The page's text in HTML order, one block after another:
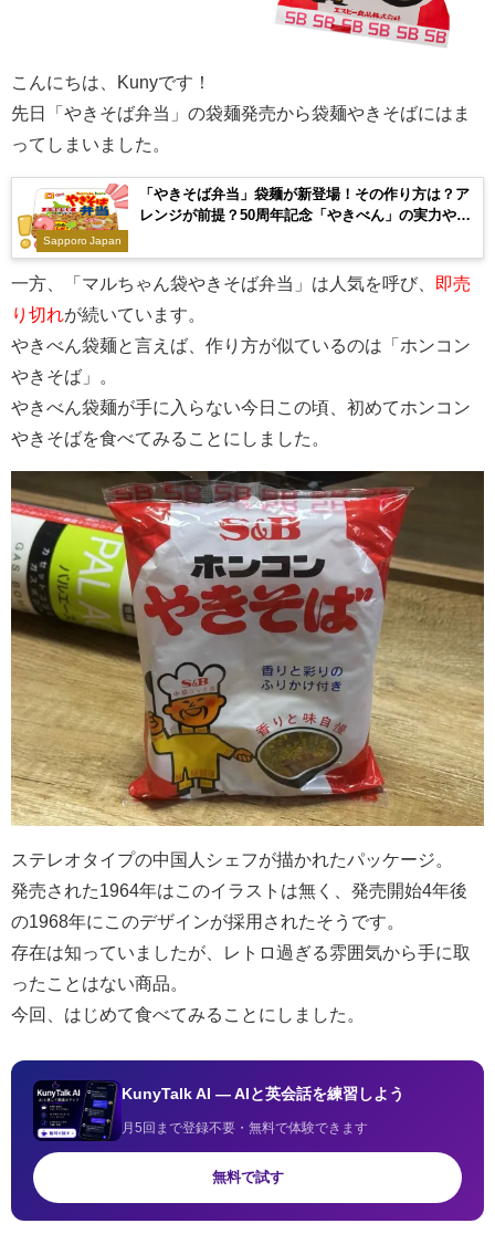
こんにちは、Kunyです！
先日「やきそば弁当」の袋麺発売から袋麺やきそばにはま
ってしまいました。
Sapporo Japan
「やきそば弁当」袋麺が新登場！その作り方は？ア
レンジが前提？50周年記念「やきべん」の実力やい
一方、「マルちゃん袋やきそば弁当」は人気を呼び、
即売
り切れ が続いています。
やきべん袋麺と言えば、作り方が似ているのは「ホンコン
やきそば」。
やきべん袋麺が手に入らない今日この頃、初めてホンコン
やきそばを食べてみることにしました。
ステレオタイプの中国人シェフが描かれたパッケージ。
発売された1964年はこのイラストは無く、発売開始4年後
の1968年にこのデザインが採用されたそうです。
存在は知っていましたが、レトロ過ぎる雰囲気から手に取
ったことはない商品。
今回、はじめて食べてみることにしました。
KunyTalk AI — AIと英会話を練習しよう
月5回まで登録不要・無料で体験できます
無料で試す